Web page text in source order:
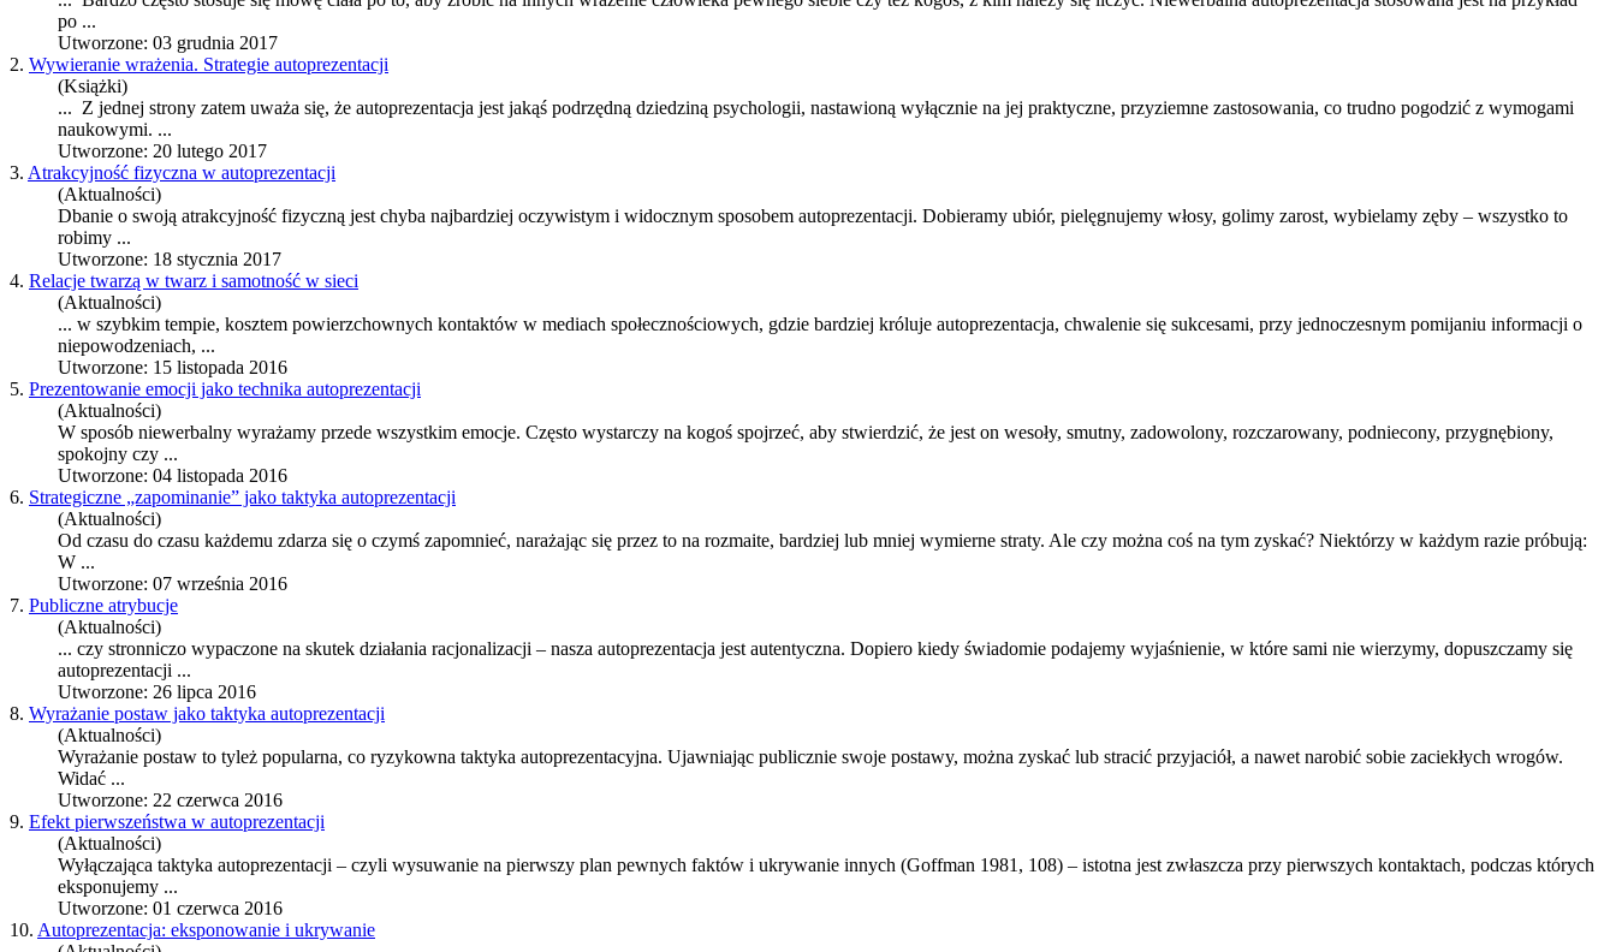
po ...
Utworzone: 03 grudnia 2017
2. Wywieranie wrażenia. Strategie autoprezentacji
(Książki)
... Z jednej strony zatem uważa się, że autoprezentacja jest jakąś podrzędną dziedziną psychologii, nastawioną wyłącznie na jej praktyczne, przyziemne zastosowania, co trudno pogodzić z wymogami
naukowymi. ...
Utworzone: 20 lutego 2017
3. Atrakcyjność fizyczna w autoprezentacji
(Aktualności)
Dbanie o swoją atrakcyjność fizyczną jest chyba najbardziej oczywistym i widocznym sposobem autoprezentacji. Dobieramy ubiór, pielęgnujemy włosy, golimy zarost, wybielamy zęby – wszystko to
robimy ...
Utworzone: 18 stycznia 2017
4. Relacje twarzą w twarz i samotność w sieci
(Aktualności)
... w szybkim tempie, kosztem powierzchownych kontaktów w mediach społecznościowych, gdzie bardziej króluje autoprezentacja, chwalenie się sukcesami, przy jednoczesnym pomijaniu informacji o
niepowodzeniach, ...
Utworzone: 15 listopada 2016
5. Prezentowanie emocji jako technika autoprezentacji
(Aktualności)
W sposób niewerbalny wyrażamy przede wszystkim emocje. Często wystarczy na kogoś spojrzeć, aby stwierdzić, że jest on wesoły, smutny, zadowolony, rozczarowany, podniecony, przygnębiony,
spokojny czy ...
Utworzone: 04 listopada 2016
6. Strategiczne „zapominanie” jako taktyka autoprezentacji
(Aktualności)
Od czasu do czasu każdemu zdarza się o czymś zapomnieć, narażając się przez to na rozmaite, bardziej lub mniej wymierne straty. Ale czy można coś na tym zyskać? Niektórzy w każdym razie próbują:
W ...
Utworzone: 07 września 2016
7. Publiczne atrybucje
(Aktualności)
... czy stronniczo wypaczone na skutek działania racjonalizacji – nasza autoprezentacja jest autentyczna. Dopiero kiedy świadomie podajemy wyjaśnienie, w które sami nie wierzymy, dopuszczamy się
autoprezentacji ...
Utworzone: 26 lipca 2016
8. Wyrażanie postaw jako taktyka autoprezentacji
(Aktualności)
Wyrażanie postaw to tyleż popularna, co ryzykowna taktyka autoprezentacyjna. Ujawniając publicznie swoje postawy, można zyskać lub stracić przyjaciół, a nawet narobić sobie zaciekłych wrogów.
Widać ...
Utworzone: 22 czerwca 2016
9. Efekt pierwszeństwa w autoprezentacji
(Aktualności)
Wyłączająca taktyka autoprezentacji – czyli wysuwanie na pierwszy plan pewnych faktów i ukrywanie innych (Goffman 1981, 108) – istotna jest zwłaszcza przy pierwszych kontaktach, podczas których
eksponujemy ...
Utworzone: 01 czerwca 2016
10. Autoprezentacja: eksponowanie i ukrywanie